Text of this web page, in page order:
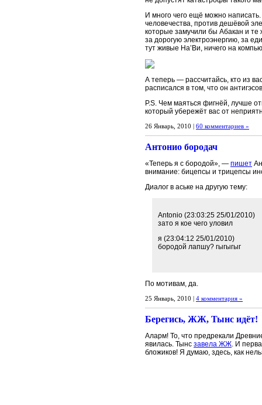
И много чего ещё можно
человечества, против дешёвой
которые замучили бы Абакан и
за дорогую электроэнергию, за
тут живые На’Ви, ничего на
А теперь — рассчитайсь, кто из
расписался в том, что он
P.S. Чем маяться фигнёй, лучше
который убережёт вас от
26 Январь, 2010 | 60 комментариев »
Антонио бородач
«Теперь я с бородой», — пишет
внимание: бицепсы и трицепсы
Диалог в аське на другую тему:
Antonio (23:03:25 25/01/2010)
зато я кое чего уловил
я (23:04:12 25/01/2010)
бородой лапшу? гыгыгыг
По мотивам, да.
25 Январь, 2010 | 4 комментария »
Берегись, ЖЖ, Тынс идёт!
Аларм! То, что предрекали
явилась. Тынс завела ЖЖ. И
бложиков! Я думаю, здесь, как